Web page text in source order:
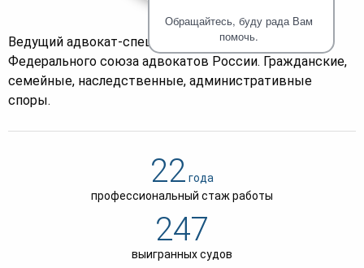
Обращайтесь, буду рада Вам
помочь.
Видео ММКА
Миграционное право
Недвижимость
Неимущественные права
Для юридических лиц
Страховые споры
Таможенный адвокат
Уголовные споры
Урегулирование споров в
Суды
Конституционный Суд РФ
Ведущий адвокат-специалист коллегии, член
Федерального союза адвокатов России. Гражданские,
семейные, наследственные, административные
споры.
22 года
профессиональный стаж работы
247
выигранных судов